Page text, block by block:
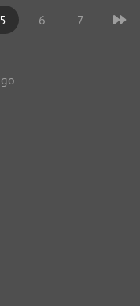
5 6 7